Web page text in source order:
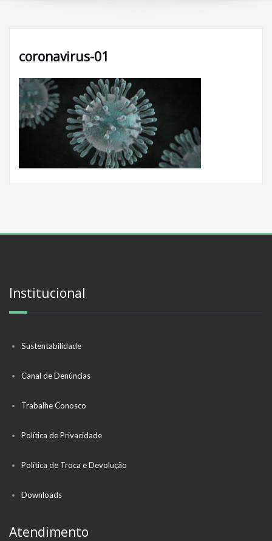
coronavirus-01
Institucional
Sustentabilidade
Canal de Denúncias
Trabalhe Conosco
Política de Privacidade
Política de Troca e Devolução
Downloads
Atendimento